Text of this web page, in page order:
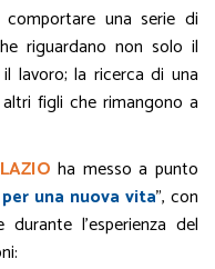
una serie di
riguardano non solo il
lavoro; la ricerca di una
figli che rimangono a
ha messo a punto
una nuova vita”, con
l’esperienza del